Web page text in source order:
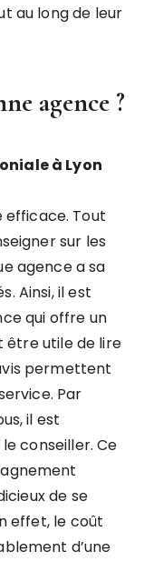
au long de leur
agence ?
à Lyon
Tout
sur les
agence a sa
Ainsi, il est
qui offre un
être utile de lire
permettent
Par
il est
conseiller. Ce
de se
effet, le coût
d’une